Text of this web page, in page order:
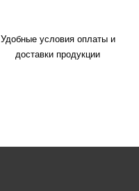
Удобные условия оплаты и
доставки продукции